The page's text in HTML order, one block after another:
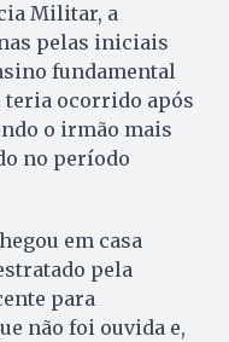
Militar, a
pelas iniciais
fundamental
teria ocorrido após
o irmão mais
no período
em casa
pela
para
não foi ouvida e,